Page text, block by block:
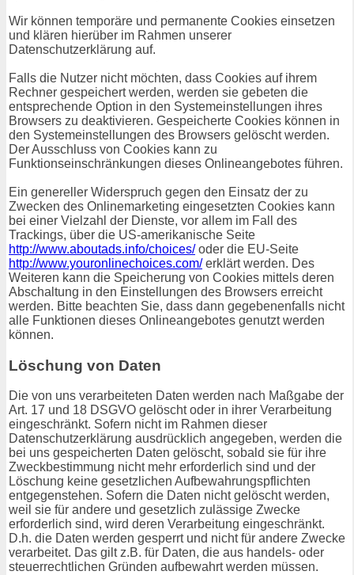
Wir können temporäre und permanente Cookies einsetzen
und klären hierüber im Rahmen unserer
Datenschutzerklärung auf.
Falls die Nutzer nicht möchten, dass Cookies auf ihrem
Rechner gespeichert werden, werden sie gebeten die
entsprechende Option in den Systemeinstellungen ihres
Browsers zu deaktivieren. Gespeicherte Cookies können in
den Systemeinstellungen des Browsers gelöscht werden.
Der Ausschluss von Cookies kann zu
Funktionseinschränkungen dieses Onlineangebotes führen.
Ein genereller Widerspruch gegen den Einsatz der zu
Zwecken des Onlinemarketing eingesetzten Cookies kann
bei einer Vielzahl der Dienste, vor allem im Fall des
Trackings, über die US-amerikanische Seite
http://www.aboutads.info/choices/oder die EU-Seite
http://www.youronlinechoices.com/erklärt werden. Des
Weiteren kann die Speicherung von Cookies mittels deren
Abschaltung in den Einstellungen des Browsers erreicht
werden. Bitte beachten Sie, dass dann gegebenenfalls nicht
alle Funktionen dieses Onlineangebotes genutzt werden
können.
Löschung von Daten
Die von uns verarbeiteten Daten werden nach Maßgabe der
Art. 17 und 18 DSGVO gelöscht oder in ihrer Verarbeitung
eingeschränkt. Sofern nicht im Rahmen dieser
Datenschutzerklärung ausdrücklich angegeben, werden die
bei uns gespeicherten Daten gelöscht, sobald sie für ihre
Zweckbestimmung nicht mehr erforderlich sind und der
Löschung keine gesetzlichen Aufbewahrungspflichten
entgegenstehen. Sofern die Daten nicht gelöscht werden,
weil sie für andere und gesetzlich zulässige Zwecke
erforderlich sind, wird deren Verarbeitung eingeschränkt.
D.h. die Daten werden gesperrt und nicht für andere Zwecke
verarbeitet. Das gilt z.B. für Daten, die aus handels- oder
steuerrechtlichen Gründen aufbewahrt werden müssen.